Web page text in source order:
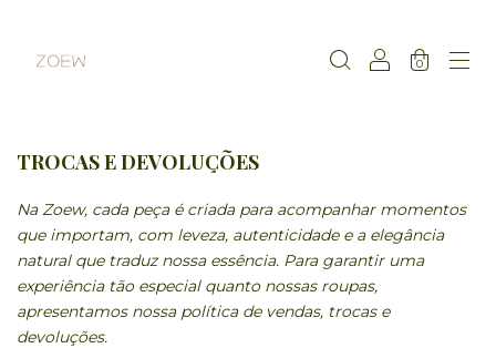
0
TROCAS E DEVOLUÇÕES
Na Zoew, cada peça é criada para acompanhar momentos
que importam, com leveza, autenticidade e a elegância
natural que traduz nossa essência. Para garantir uma
experiência tão especial quanto nossas roupas,
apresentamos nossa política de vendas, trocas e
devoluções.